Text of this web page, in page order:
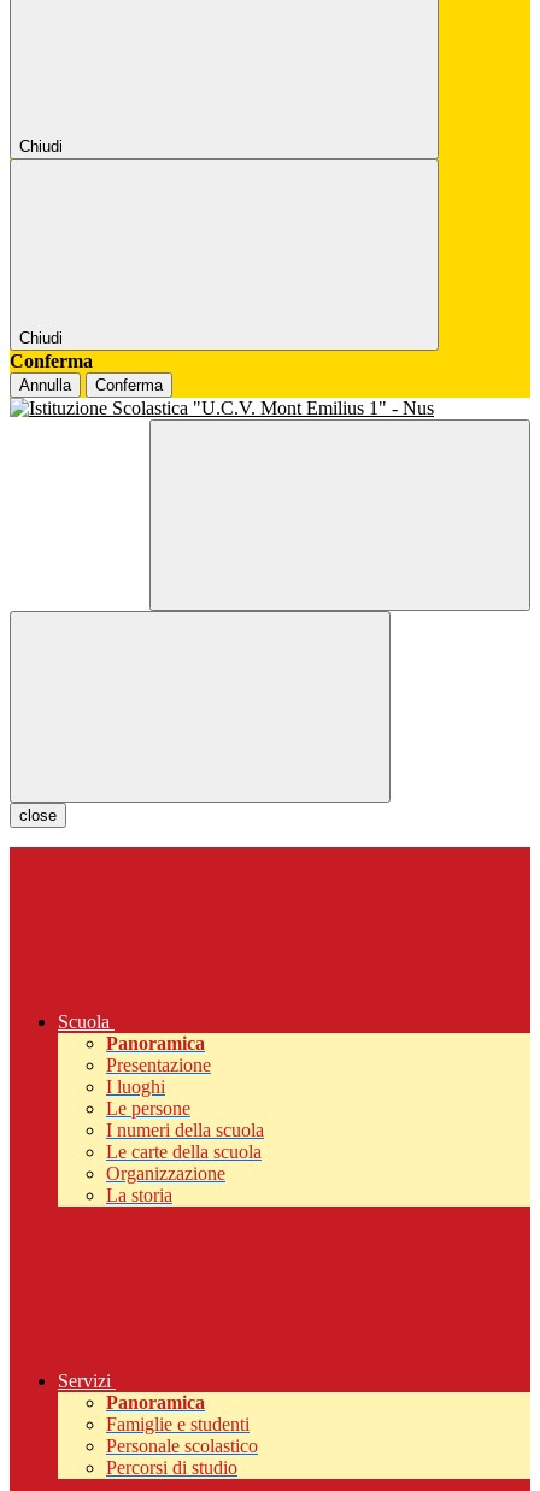
Chiudi
Chiudi
Conferma
Annulla Conferma
close
Scuola
Panoramica
Presentazione
I luoghi
Le persone
I numeri della scuola
Le carte della scuola
Organizzazione
La storia
Servizi
Panoramica
Famiglie e studenti
Personale scolastico
Percorsi di studio